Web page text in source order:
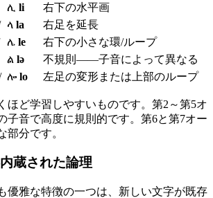
ሊ li
右下の水平画
ላ la
右足を延長
ሌ le
右下の小さな環/ループ
ል lə
不規則——子音によって異なる
ሎlo 左足の変形または上部のループ
ほど学習しやすいものです。第2～第5オ
子音で高度に規則的です。第6と第7オー
部分です。
蔵された論理
優雅な特徴の一つは、新しい文字が既存